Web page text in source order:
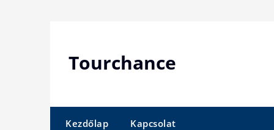
Tourchance
Kezdőlap Kapcsolat